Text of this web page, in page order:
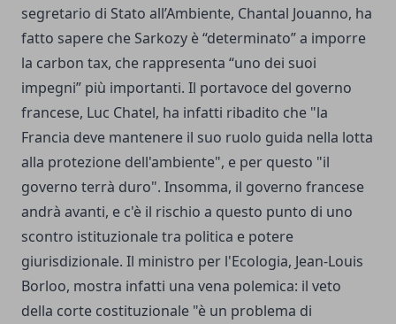
segretario di Stato all’Ambiente, Chantal Jouanno, ha
fatto sapere che Sarkozy è “determinato” a imporre
la carbon tax, che rappresenta “uno dei suoi
impegni” più importanti. Il portavoce del governo
francese, Luc Chatel, ha infatti ribadito che "la
Francia deve mantenere il suo ruolo guida nella lotta
alla protezione dell'ambiente", e per questo "il
governo terrà duro". Insomma, il governo francese
andrà avanti, e c'è il rischio a questo punto di uno
scontro istituzionale tra politica e potere
giurisdizionale. Il ministro per l'Ecologia, Jean-Louis
Borloo, mostra infatti una vena polemica: il veto
della corte costituzionale "è un problema di